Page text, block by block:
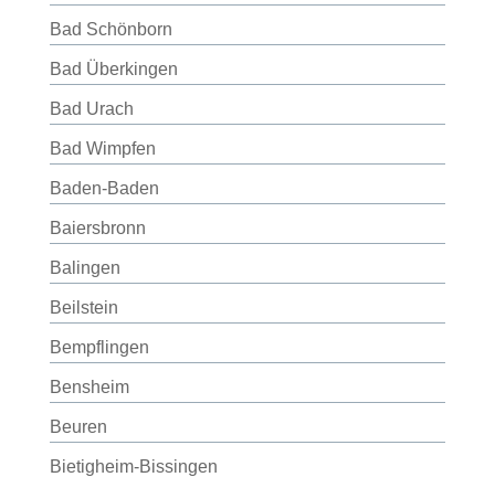
Bad Schönborn
Bad Überkingen
Bad Urach
Bad Wimpfen
Baden-Baden
Baiersbronn
Balingen
Beilstein
Bempflingen
Bensheim
Beuren
Bietigheim-Bissingen